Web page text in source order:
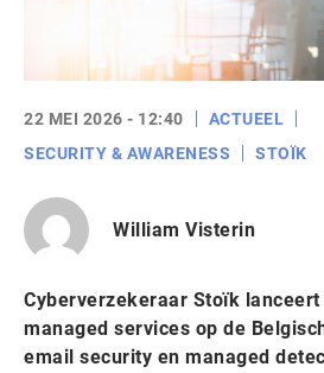
22 MEI 2026 - 12:40
ACTUEEL
SECURITY & AWARENESS
STOÏK
William Visterin
Cyberverzekeraar Stoïk
managed services op de
email security en managed